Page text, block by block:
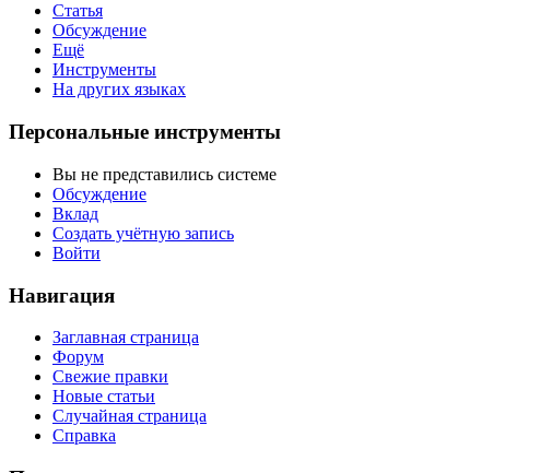
Статья
Обсуждение
Ещё
Инструменты
На других языках
Персональные инструменты
Вы не представились системе
Обсуждение
Вклад
Создать учётную запись
Войти
Навигация
Заглавная страница
Форум
Свежие правки
Новые статьи
Случайная страница
Справка